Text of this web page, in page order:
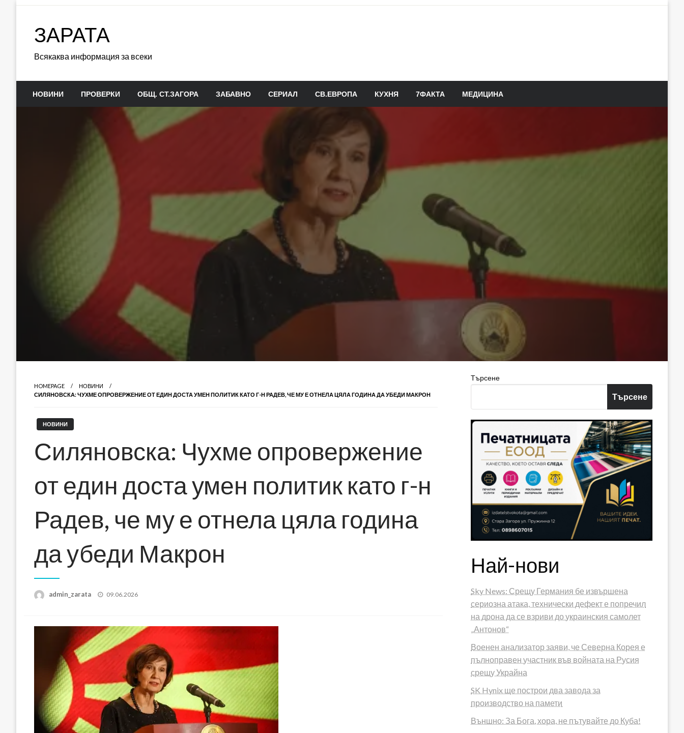
ЗАРАТА
Всякаква информация за всеки
НОВИНИ ПРОВЕРКИ ОБЩ. СТ.ЗАГОРА ЗАБАВНО СЕРИАЛ СВ.ЕВРОПА КУХНЯ 7ФАКТА МЕДИЦИНА
HOMEPAGE
НОВИНИ
СИЛЯНОВСКА: ЧУХМЕ ОПРОВЕРЖЕНИЕ ОТ ЕДИН ДОСТА УМЕН ПОЛИТИК КАТО Г-Н РАДЕВ, ЧЕ МУ Е ОТНЕЛА ЦЯЛА ГОДИНА ДА УБЕДИ МАКРОН
НОВИНИ
Силяновска: Чухме опровержение
от един доста умен политик като г-н
Радев, че му е отнела цяла година
да убеди Макрон
admin_zarata
Posted
09.06.2026
Търсене
Търсене
Най-нови
Sky News: Срещу Германия бе извършена
сериозна атака, технически дефект е попречил
на дрона да се взриви до украинския самолет
„Антонов“
Военен анализатор заяви, че Северна Корея е
пълноправен участник във войната на Русия
срещу Украйна
SK Hynix ще построи два завода за
производство на памети
Външно: За Бога, хора, не пътувайте до Куба!